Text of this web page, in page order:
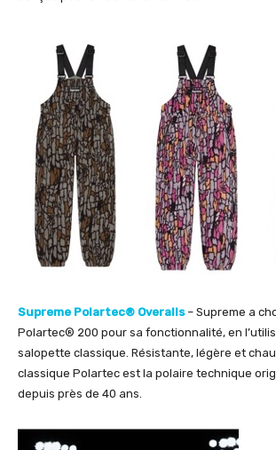
Supreme Polartec® Overalls– Supreme a
Polartec® 200 pour sa fonctionnalité, en
salopette classique. Résistante, légère et
classique Polartec est la polaire technique
depuis près de 40 ans.